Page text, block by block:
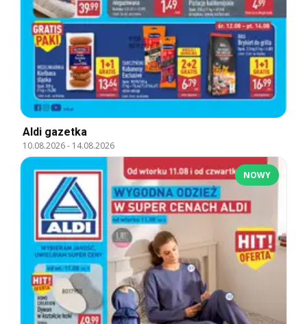
Aldi gazetka
10.08.2026- 14.08.2026
NOWY